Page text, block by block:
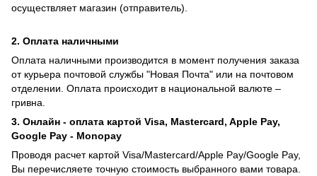
осуществляет магазин (отправитель).
2. Оплата наличными
Оплата наличными производится в момент получения заказа
от курьера почтовой службы "Новая Почта" или на почтовом
отделении. Оплата происходит в национальной валюте –
гривна.
3. Онлайн - оплата картой Visa, Mastercard, Apple Pay,
Google Pay - Monopay
Проводя расчет картой Visa/Mastercard/Apple Pay/Google Pay,
Вы перечисляете точную стоимость выбранного вами товара.